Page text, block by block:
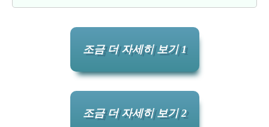
조금 더 자세히 보기 1
조금 더 자세히 보기 2